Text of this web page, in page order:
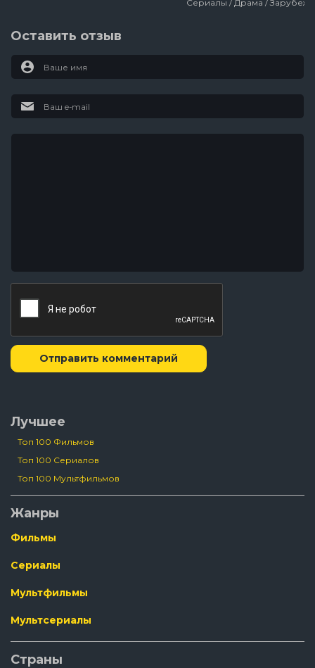
Оставить отзыв
Отправить комментарий
Лучшее
Топ 100 Фильмов
Топ 100 Сериалов
Топ 100 Мультфильмов
Жанры
Фильмы
Сериалы
Мультфильмы
Мультсериалы
Страны